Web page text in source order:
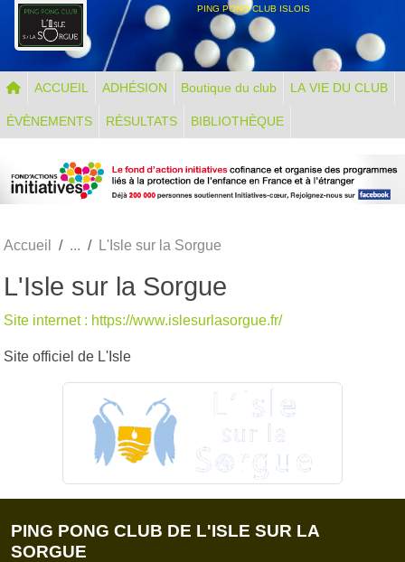
PING PONG CLUB ISLOIS
ACCUEIL ADHÉSION Boutique du club LA VIE DU CLUB
ÉVÈNEMENTS RÉSULTATS BIBLIOTHÈQUE
Accueil L'Isle sur la Sorgue
L'Isle sur la Sorgue
Site internet : https://www.islesurlasorgue.fr/
Site officiel de L'Isle
PING PONG CLUB DE L'ISLE SUR LA
SORGUE
Panneau de gestion des cookies